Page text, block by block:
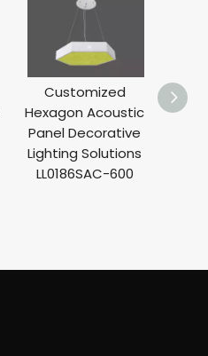
Customized
Hexagon Acoustic
Panel Decorative
Lighting Solutions
LL0186SAC-600